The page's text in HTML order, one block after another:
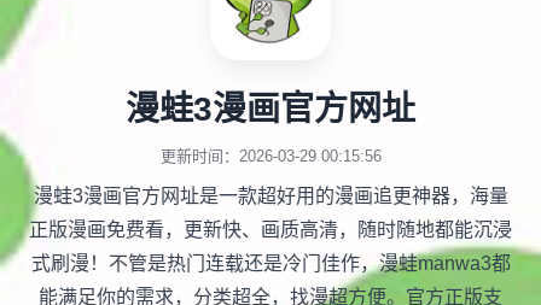
漫蛙3漫画官方网址
更新时间：2026-03-29 00:15:56
漫蛙3漫画官方网址是一款超好用的漫画追更神器，海量
正版漫画免费看，更新快、画质高清，随时随地都能沉浸
式刷漫！不管是热门连载还是冷门佳作，漫蛙manwa3都
能满足你的需求，分类超全，找漫超方便。官方正版支